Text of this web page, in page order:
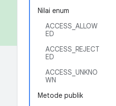
Nilai enum
ACCESS_ALLOW
ED
ACCESS_REJECT
ED
ACCESS_UNKNO
WN
Metode publik